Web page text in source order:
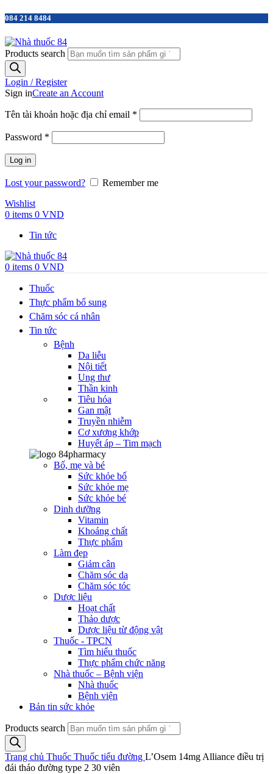
084 214 8484
Products search
Login / Register
Sign inCreate an Account
Tên tài khoản hoặc địa chỉ email *
Password *
Log in
Lost your password?
Remember me
Wishlist
0 items 0 VND
Tin tức
0 items 0 VND
Thuốc
Thực phẩm bổ sung
Chăm sóc cá nhân
Tin tức
Bệnh
Da liễu
Nội tiết
Ung thư
Thần kinh
Tiêu hóa
Gan mật
Truyền nhiễm
Cơ xương khớp
Huyết áp – Tim mạch
Bố, mẹ và bé
Sức khỏe bố
Sức khỏe mẹ
Sức khỏe bé
Dinh dưỡng
Vitamin
Khoáng chất
Thực phẩm
Làm đẹp
Giảm cân
Chăm sóc da
Chăm sóc tóc
Dược liệu
Hoạt chất
Thảo dược
Dược liệu từ động vật
Thuốc - TPCN
Tìm hiểu thuốc
Thực phẩm chức năng
Nhà thuốc – Bệnh viện
Nhà thuốc
Bệnh viện
Bản tin sức khỏe
Products search
Trang chủ Thuốc Thuốc tiểu đường L’Osem 14mg Alliance điều trị
đái tháo đường type 2 30 viên